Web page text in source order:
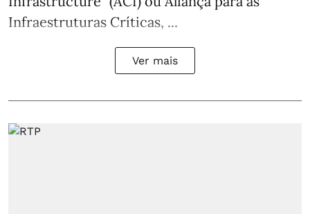
Infraestruturas Críticas, ...
Ver mais